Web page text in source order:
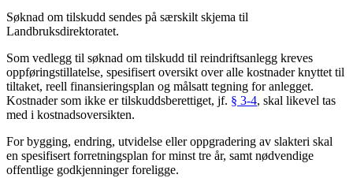
Søknad om tilskudd sendes på særskilt skjema til
Landbruksdirektoratet.
Som vedlegg til søknad om tilskudd til reindriftsanlegg kreves
oppføringstillatelse, spesifisert oversikt over alle kostnader knyttet til
tiltaket, reell finansieringsplan og målsatt tegning for anlegget.
Kostnader som ikke er tilskuddsberettiget, jf. § 3-4, skal likevel tas
med i kostnadsoversikten.
For bygging, endring, utvidelse eller oppgradering av slakteri skal
en spesifisert forretningsplan for minst tre år, samt nødvendige
offentlige godkjenninger foreligge.